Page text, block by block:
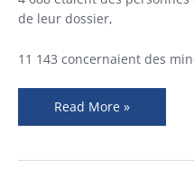
de leur dossier,
11 143 concernaient des
Read More »